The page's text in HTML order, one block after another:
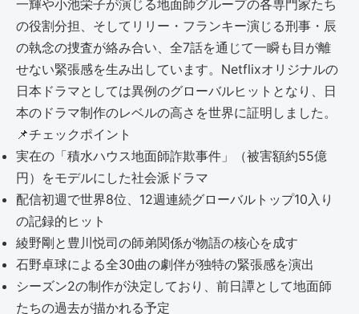
一輝や小池栄子が演じる地面師グループの各専門家たち
の役割分担、そしてリリー・フランキー演じる刑事・辰
の執念の捜査が絡み合い、全7話を通じて一瞬も目が離
せない緊張感を生み出しています。Netflixオリジナルの
日本ドラマとしては異例のグローバルヒットとなり、日
本のドラマ制作のレベルの高さを世界に証明しました。
📌チェックポイント
実在の「積水ハウス地面師詐欺事件」（被害額約55億
円）をモデルにした社会派ドラマ
配信初週で世界8位、12週連続グローバルトップ10入り
の記録的ヒット
綾野剛と豊川悦司の師弟関係が物語の核心を成す
石野卓球による全30曲の劇伴が独特の緊張感を演出
シーズン2の制作が決定しており、前日譚として地面師
たちの過去が描かれる予定